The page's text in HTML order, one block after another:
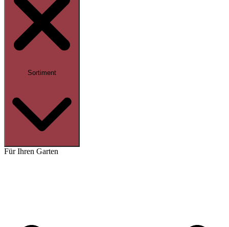
Sortiment
Für Ihren Garten